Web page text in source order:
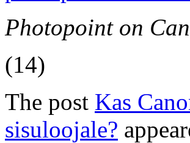
Photopoint on
(14)
The post Kas
sisuloojale?